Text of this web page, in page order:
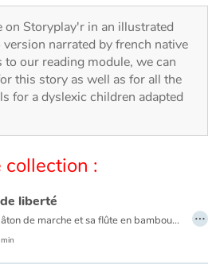
on Storyplay'r in an illustrated
narrated by french native
our reading module, we can
this story as well as for all the
for a dyslexic children adapted
collection :
liberté
Avec son bâton de marche et sa flûte en bambou, la conteuse allait de village en village, d’un pays à l’autre, profitant de chaque rencontre comme d’un cadeau. Mais un jour, alors qu’elle sortait son instrument, tous les villageois quittèrent la place. Même les enfants, d’ordinaire si curieux, lui tournèrent le dos. Un bel hommage à la liberté d’expression. …